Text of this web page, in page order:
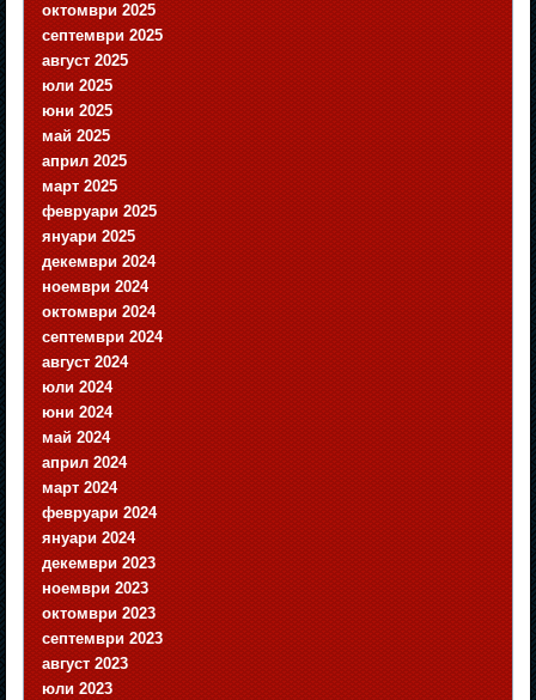
октомври 2025
септември 2025
август 2025
юли 2025
юни 2025
май 2025
април 2025
март 2025
февруари 2025
януари 2025
декември 2024
ноември 2024
октомври 2024
септември 2024
август 2024
юли 2024
юни 2024
май 2024
април 2024
март 2024
февруари 2024
януари 2024
декември 2023
ноември 2023
октомври 2023
септември 2023
август 2023
юли 2023